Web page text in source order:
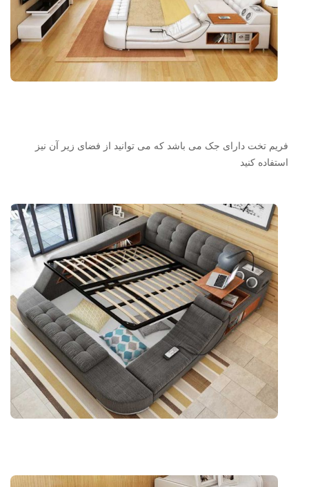
فریم تخت دارای جک می باشد که می توانید از فضای زیر آن نیز
استفاده کنید